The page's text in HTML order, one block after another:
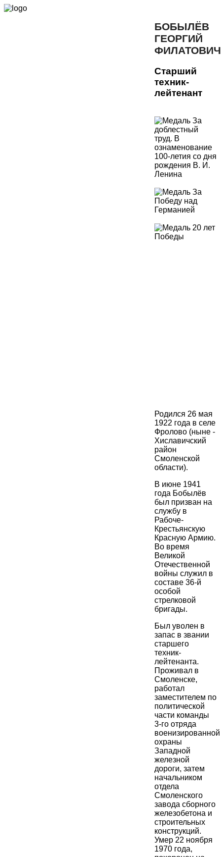
БОБЫЛЁВ
ГЕОРГИЙ
ФИЛАТОВИЧ
Старший
техник-
лейтенант
Родился 26 мая
1922 года в селе
Фролово (ныне -
Хиславичский
район
Смоленской
области).
В июне 1941
года Бобылёв
был призван на
службу в
Рабоче-
Крестьянскую
Красную Армию.
Во время
Великой
Отечественной
войны служил в
составе 36-й
особой
стрелковой
бригады.
Был уволен в
запас в звании
старшего
техник-
лейтенанта.
Проживал в
Смоленске,
работал
заместителем по
политической
части команды
3-го отряда
военизированной
охраны
Западной
железной
дороги, затем
начальником
отдела
Смоленского
завода сборного
железобетона и
строительных
конструкций.
Умер 22 ноября
1970 года,